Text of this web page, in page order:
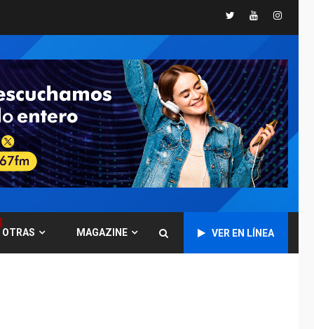
TwitterYoutube
OTRAS MAGAZINE VER EN LÍNEA
7
GUERRA EN EL MUNDO
Ucrania y Rusia
intensifican
ofensivas de largo
alcance
NACIONALES
TITULARES
ÚLTIMA HORA
Instalan carpas
metálicas como
terminales
Aeropuerto de